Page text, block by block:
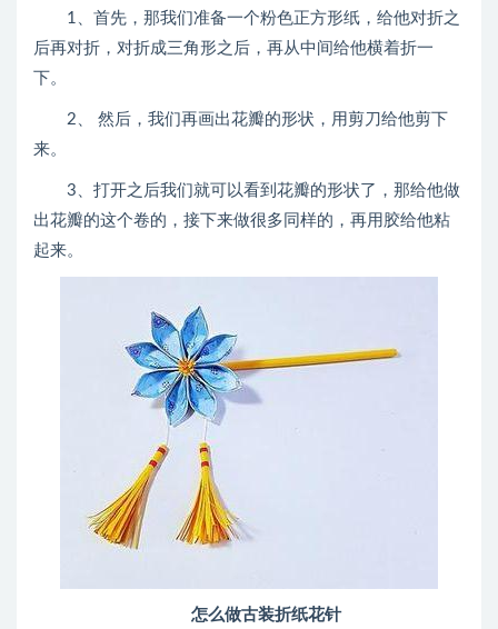
1、首先，那我们准备一个粉色正方形纸，给他对折之
后再对折，对折成三角形之后，再从中间给他横着折一
下。
2、 然后，我们再画出花瓣的形状，用剪刀给他剪下
来。
3、打开之后我们就可以看到花瓣的形状了，那给他做
出花瓣的这个卷的，接下来做很多同样的，再用胶给他粘
起来。
怎么做古装折纸花针